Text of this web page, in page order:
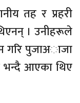
तह र प्रहरी
। उनीहरूले
गरि पुजाअाजा
भन्दै आएका थिए